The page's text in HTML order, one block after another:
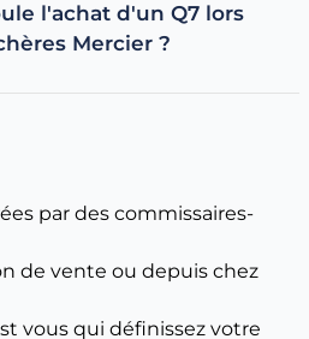
le modèle de sa voiture
l'achat d'un Q7 lors
Mercier ?
par des commissaires-
de vente ou depuis chez
vous qui définissez votre